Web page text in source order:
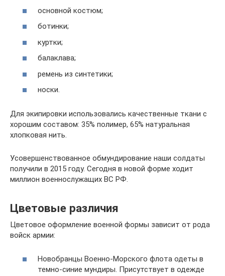
основной костюм;
ботинки;
куртки;
балаклава;
ремень из синтетики;
носки.
Для экипировки использовались качественные ткани с
хорошим составом: 35% полимер, 65% натуральная
хлопковая нить.
Усовершенствованное обмундирование наши солдаты
получили в 2015 году. Сегодня в новой форме ходит
миллион военнослужащих ВС РФ.
Цветовые различия
Цветовое оформление военной формы зависит от рода
войск армии:
Новобранцы Военно-Морского флота одеты в
темно-синие мундиры. Присутствует в одежде